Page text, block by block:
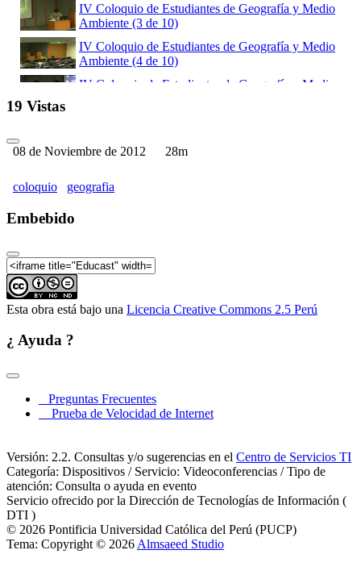
IV Coloquio de Estudiantes de Geografía y Medio
Ambiente (3 de 10)
IV Coloquio de Estudiantes de Geografía y Medio
Ambiente (4 de 10)
IV Coloquio de Estudiantes de Geografía y Medio
19 Vistas
08 de Noviembre de 2012 28m
coloquio geografia
Embebido
Esta obra está bajo una Licencia Creative Commons 2.5 Perú
¿ Ayuda ?
Preguntas Frecuentes
Prueba de Velocidad de Internet
Versión: 2.2. Consultas y/o sugerencias en el Centro de Servicios TI
Categoría: Dispositivos / Servicio: Videoconferencias / Tipo de
atención: Consulta o ayuda en evento
Servicio ofrecido por la Dirección de Tecnologías de Información (
DTI )
© 2026 Pontificia Universidad Católica del Perú (PUCP)
Tema: Copyright © 2026 Almsaeed Studio